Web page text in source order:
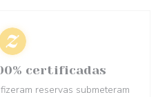
certificadas
reservas submeteram